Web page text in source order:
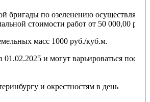
бригады по озеленению осуществляется
стоимости работ от 50 000,00 руб.
масс 1000 руб./куб.м.
и могут варьироваться после
и окрестностям в день